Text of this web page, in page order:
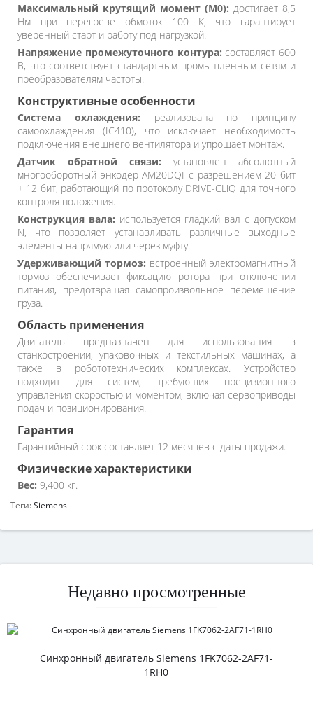
Максимальный крутящий момент (M0): достигает 8,5
Нм при перегреве обмоток 100 К, что гарантирует
уверенный старт и работу под нагрузкой.
Напряжение промежуточного контура: составляет 600
В, что соответствует стандартным промышленным сетям и
преобразователям частоты.
Конструктивные особенности
Система охлаждения: реализована по принципу
самоохлаждения (IC410), что исключает необходимость
подключения внешнего вентилятора и упрощает монтаж.
Датчик обратной связи: установлен абсолютный
многооборотный энкодер AM20DQI с разрешением 20 бит
+ 12 бит, работающий по протоколу DRIVE-CLiQ для точного
контроля положения.
Конструкция вала: используется гладкий вал с допуском
N, что позволяет устанавливать различные выходные
элементы напрямую или через муфту.
Удерживающий тормоз: встроенный электромагнитный
тормоз обеспечивает фиксацию ротора при отключении
питания, предотвращая самопроизвольное перемещение
груза.
Область применения
Двигатель предназначен для использования в
станкостроении, упаковочных и текстильных машинах, а
также в робототехнических комплексах. Устройство
подходит для систем, требующих прецизионного
управления скоростью и моментом, включая сервоприводы
подач и позиционирования.
Гарантия
Гарантийный срок составляет 12 месяцев с даты продажи.
Физические характеристики
Вес: 9,400 кг.
Теги:Siemens
Недавно просмотренные
Синхронный двигатель Siemens 1FK7062-2AF71-
1RH0